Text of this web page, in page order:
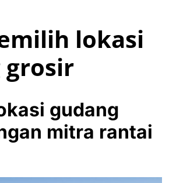
lokasi
grosir
gudang
mitra rantai